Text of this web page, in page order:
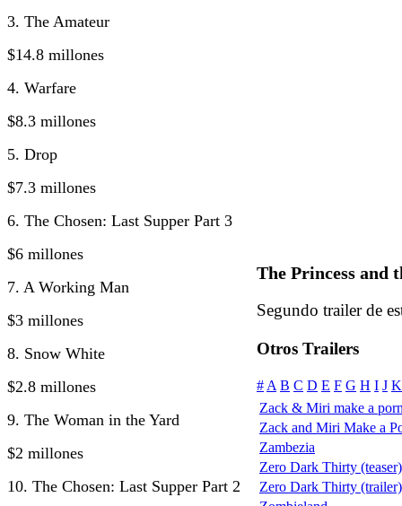
3. The Amateur
$14.8 millones
4. Warfare
$8.3 millones
5. Drop
$7.3 millones
6. The Chosen: Last Supper Part 3
$6 millones
7. A Working Man
$3 millones
8. Snow White
$2.8 millones
9. The Woman in the Yard
$2 millones
10. The Chosen: Last Supper Part 2
The Princess and
Segundo trailer de
Otros Trailers
# A B C D E F G H I J K
Zack & Miri make a
Zack and Miri Make a
Zambezia
Zero Dark Thirty (teaser)
Zero Dark Thirty (trailer)